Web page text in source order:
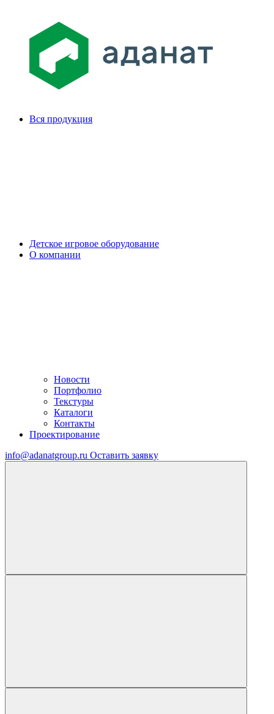
Вся продукция
Детское игровое оборудование
О компании
Новости
Портфолио
Текстуры
Каталоги
Контакты
Проектирование
info@adanatgroup.ru Оставить заявку